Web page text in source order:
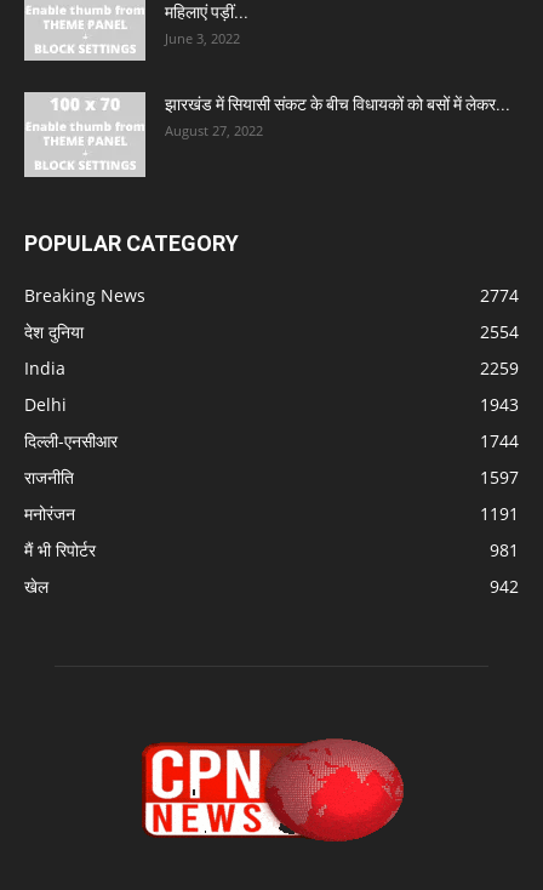
महिलाएं पड़ीं...
June 3, 2022
झारखंड में सियासी संकट के बीच विधायकों को बसों में लेकर...
August 27, 2022
POPULAR CATEGORY
Breaking News
2774
देश दुनिया
2554
India
2259
Delhi
1943
दिल्ली-एनसीआर
1744
राजनीति
1597
मनोरंजन
1191
मैं भी रिपोर्टर
981
खेल
942